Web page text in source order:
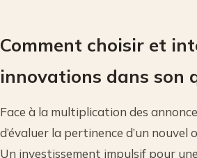
Comment choisir et
innovations dans son
Face à la multiplication des
d’évaluer la pertinence d’un nouvel
Un investissement impulsif pour